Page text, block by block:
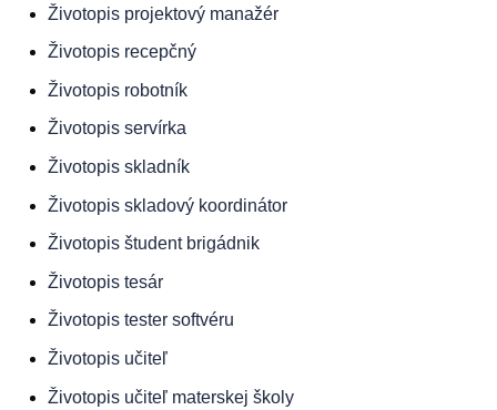
Životopis projektový manažér
Životopis recepčný
Životopis robotník
Životopisservírka
Životopisskladník
Životopisskladový koordinátor
Životopisštudent brigádnik
Životopistesár
Životopistester softvéru
Životopis učiteľ
Životopis učiteľ materskej školy